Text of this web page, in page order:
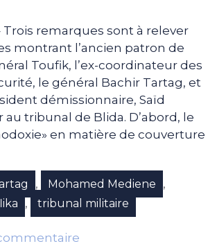
Trois remarques sont à relever
montrant l’ancien patron de
Toufik, l’ex-coordinateur des
le général Bachir Tartag, et
démissionnaire, Saïd
au tribunal de Blida. D’abord, le
en matière de couverture
, Mohamed Mediene ,
, tribunal militaire